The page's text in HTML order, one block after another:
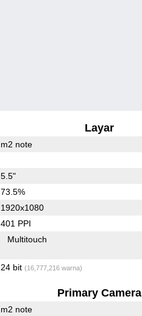
Layar
m2 note
5.5"
73.5%
1920x1080
401 PPI
Multitouch
24 bit (16,777,216 warna)
Primary Camera
m2 note